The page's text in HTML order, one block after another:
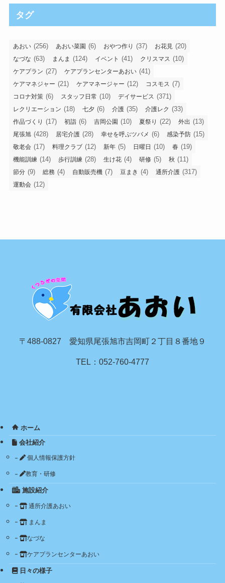
タグ
あおい (256) あおい菜園 (6) おやつ作り (37) お花見 (20)
なづな (63) まんま (124) イベント (41) クリスマス (10)
ケアプラン (27) ケアプランセンターあおい (41)
ケアマネジャー (21) ケアマネージャー (12) コスモス (7)
コロナ対策 (6) スタッフ日常 (10) デイサービス (371)
レクリエーション (18) 七夕 (6) 介護 (35) 介護レク (33)
作品づくり (17) 初詣 (6) 吉岡公園 (10) 夏祭り (22) 外出 (13)
尾張旭 (428) 居宅介護 (28) 幸せを呼ぶツバメ (6) 感染予防 (15)
敬老会 (17) 料理クラブ (12) 新年 (5) 日曜日 (10) 春 (19)
機能訓練 (14) 歩行訓練 (28) 生け花 (4) 研修 (5) 秋 (11)
節分 (9) 総務 (4) 自動販売機 (7) 豆まき (4) 通所介護 (317)
運動会 (12)
〒488-0827 愛知県尾張旭市吉岡町２丁目８番地９
TEL：052-760-4777
ホーム
会社紹介
個人情報保護方針
教育・研修
施設紹介
通所介護あおい
まんま
なづな
ケアプランセンターあおい
日々の様子